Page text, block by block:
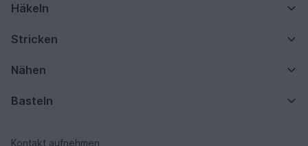
Häkeln
Stricken
Nähen
Basteln
Kontakt aufnehmen